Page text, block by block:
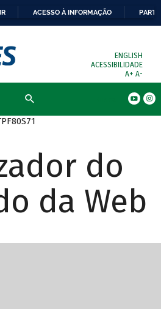
ACESSO À INFORMAÇÃO
ENGLISH
ACESSIBILIDADE
A+ A-
do
da Web